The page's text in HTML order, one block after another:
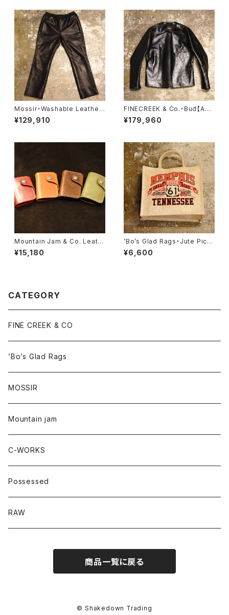
Mossir・Washable Leather
Pants ‘‘LALK’’【MOPT022】
¥129,910
FINECREEK & Co.・Bud【ACJ
K001】
¥179,960
Mountain Jam & Co. Leath
er Card Case ‘‘Raft’’
¥15,180
’Bo’s Glad Rags・Jute Picni
c Tote “Memphis, Tennes
see”【PB23-01】
¥6,600
CATEGORY
FINE CREEK & CO
’Bo’s Glad Rags
MOSSIR
Mountain jam
C-WORKS
Possessed
RAW
商品一覧に戻る
© Shakedown Trading